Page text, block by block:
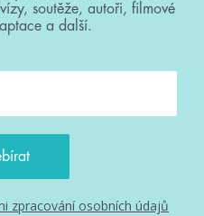
soutěže, autoři, filmové
a další.
zpracování osobních údajů